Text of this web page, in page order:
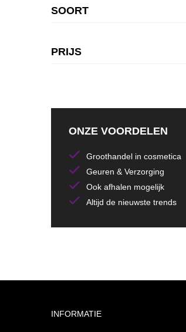
SOORT
PRIJS
ONZE VOORDELEN
Groothandel in cosmetica
Geuren & Verzorging
Ook afhalen mogelijk
Altijd de nieuwste trends
INFORMATIE